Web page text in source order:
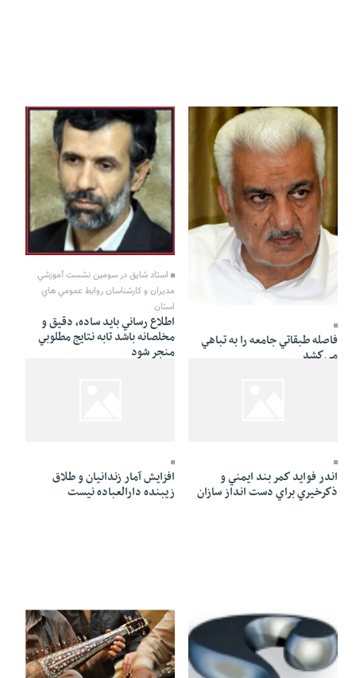
فاصله طبقاتي جامعه را به تباهي
مي‌كشد
استاد شایق در سومين نشست آموزشي
مديران و كارشناسان روابط عمومي هاي
استان
اطلاع رساني بايد ساده، دقيق و
مخلصانه باشد تابه نتايج مطلوبي
منجر شود
اندر فوايد كمر بند ايمني و
ذكرخيري براي دست انداز سازان
افزايش آمار زندانيان و طلاق
زيبنده دارالعباده نيست